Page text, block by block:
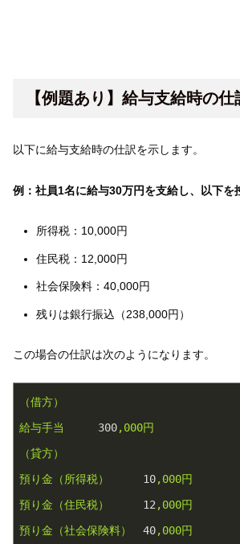
【例題あり】給与支給時の仕
以下に給与支給時の仕訳を示します。
例：社員1名に給与30万円を支給し、以下を
所得税：10,000円
住民税：12,000円
社会保険料：40,000円
残りは銀行振込（238,000円）
この場合の仕訳は次のようになります。
（借方）
給与手当
300,000円
（貸方）
預り金（所得税）
10,000円
預り金（住民税）
12 ,000円
預り金（社会保険料）
40,000円